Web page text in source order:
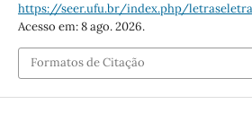
https://seer.ufu.br/index.php/
Acesso em: 8 ago. 2026.
Formatos de Citação